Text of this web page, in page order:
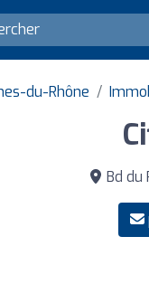
du-Rhône
Bd du